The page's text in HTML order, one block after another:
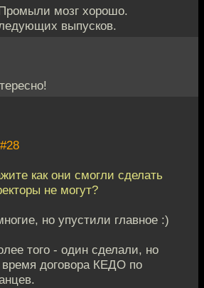
мозг хорошо.
выпусков.
#28
как они смогли сделать
не могут?
но упустили главное :)
того - один сделали, но
договора КЕДО по